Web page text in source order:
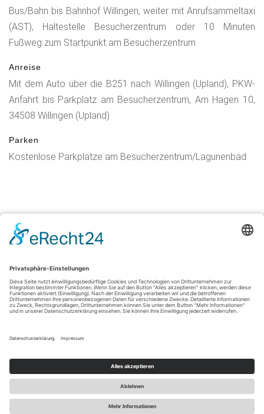
antreten kann oder pünktlich zu seiner Zugverbindung
kommt. Denn von Usseln zum Ziel unserer schönen Runde
sind es nur noch ein paar Kilometer über die Diemelquelle
Bus/Bahn bis Bahnhof Willingen, weiter mit Anrufsammeltaxi
(AST), Haltestelle Besucherzentrum oder 10 Minuten
Fußweg zum Startpunkt am Besucherzentrum
Anreise
Mit dem Auto über die B251 nach Willingen (Upland), PKW-
Anfahrt bis Parkplatz am Besucherzentrum, Am Hagen 10,
34508 Willingen (Upland)
Parken
Kostenlose Parkplätze am Besucherzentrum/Lagunenbad
Impressum|Datenschutzerklärung|Barrierefreiheitserklärung|
Kontakt
Sauerland-Tourismus e.V.
Cookie-Einstellungen